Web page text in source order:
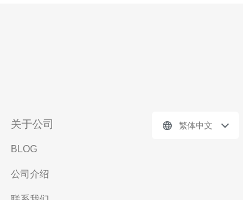
关于公司
BLOG
公司介绍
繁体中文